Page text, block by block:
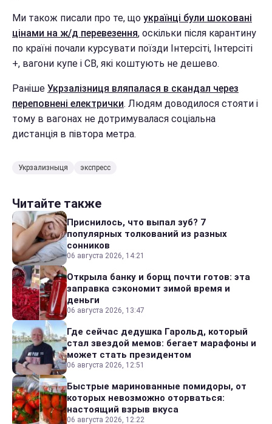
Ми також писали про те, що українці були шоковані
цінами на ж/д перевезення, оскільки після карантину
по країні почали курсувати поїзди Інтерсіті, Інтерсіті
+, вагони купе і СВ, які коштують не дешево.
Раніше Укрзалізниця вляпалася в скандал через
переповнені електрички. Людям доводилося стояти і
тому в вагонах не дотримувалася соціальна
дистанція в півтора метра.
Укрзализныця экспресс
Читайте также
Приснилось, что выпал зуб? 7
популярных толкований из разных
сонников
06 августа 2026, 14:21
Открыла банку и борщ почти готов: эта
заправка сэкономит зимой время и
деньги
06 августа 2026, 13:47
Где сейчас дедушка Гарольд, который
стал звездой мемов: бегает марафоны и
может стать президентом
06 августа 2026, 12:51
Быстрые маринованные помидоры, от
которых невозможно оторваться:
настоящий взрыв вкуса
06 августа 2026, 12:22